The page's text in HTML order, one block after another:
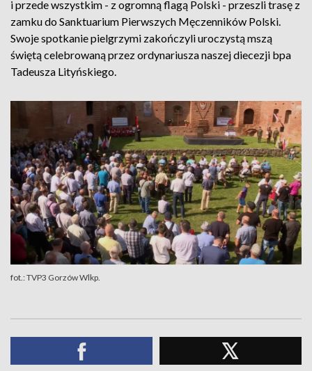
i przede wszystkim - z ogromną flagą Polski - przeszli trasę z
zamku do Sanktuarium Pierwszych Męczenników Polski.
Swoje spotkanie pielgrzymi zakończyli uroczystą mszą
świętą celebrowaną przez ordynariusza naszej diecezji bpa
Tadeusza Lityńskiego.
fot.: TVP3 Gorzów Wlkp.